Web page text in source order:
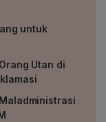
untuk
Utan di